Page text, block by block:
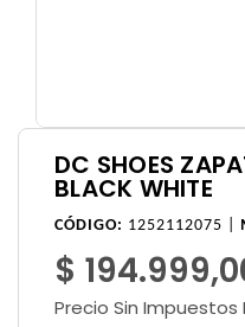
DC SHOES
BLACK WHITE
CÓDIGO: 1252112075 |
$
Precio Sin Impuestos